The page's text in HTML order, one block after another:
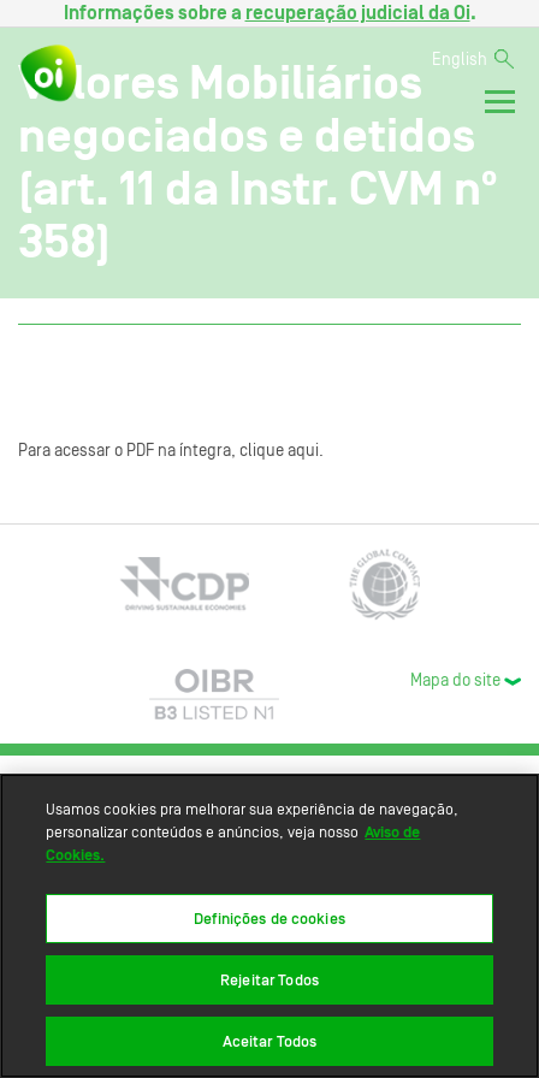
Informações sobre a recuperação judicial da Oi.
English
Valores Mobiliários
negociados e detidos
(art. 11 da Instr. CVM nº
358)
Para acessar o PDF na íntegra, clique aqui.
Mapa do site
Usamos cookies pra melhorar sua experiência de navegação,
personalizar conteúdos e anúncios, veja nosso Aviso de
Cookies.
Definições de cookies
Rejeitar Todos
Aceitar Todos